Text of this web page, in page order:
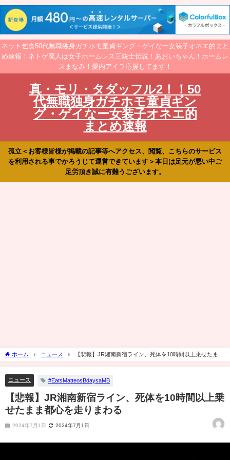
ネット乞食50代無職独身ガチホモ童貞ギング・ゲイなー女装子オネエ的まと
め速報！ネトゲ廃人は女子ホームレス三銃士伝説！あおいちゃん！ホームレ
スまなみ！愛内アイラ応援してます！
真・モリ・タダッフル2！！50
代無職独身ガチホモ童貞ギン
グ・ゲイなー女装子オネエ的
まとめ速報
孤立＜お客様皆様が掲載の記事等へアクセス、閲覧、こちらのサービス
を利用される事でかろうじて運営できています＞本日は足元が悪い中ご
足労頂き誠に有難うございます。
ホーム ニュース
【悲報】JR湘南新宿ライン、死体を10時間以上乗せたまま
都心を走りまわる
ニュース #EatsMatteosBdaysaMB
【悲報】JR湘南新宿ライン、死体を10時間以上乗
せたまま都心を走りまわる
2024年7月1日 2024年7月1日